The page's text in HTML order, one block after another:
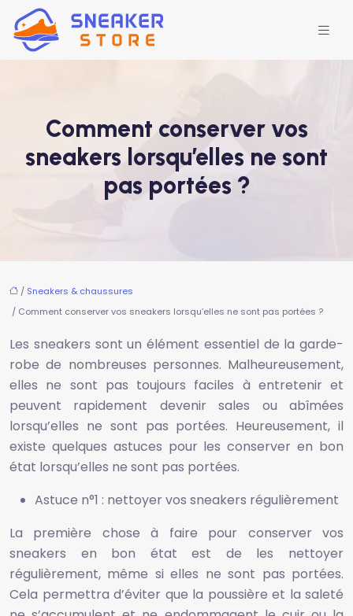
Comment conserver vos
sneakers lorsqu’elles ne sont
pas portées ?
/ Sneakers & chaussures
/ Comment conserver vos sneakers lorsqu’elles ne sont pas portées ?
Les sneakers sont un élément essentiel de la garde-
robe de nombreuses personnes. Malheureusement,
elles ne sont pas toujours faciles à entretenir et
peuvent rapidement devenir sales ou abîmées
lorsqu’elles ne sont pas portées. Heureusement, il
existe quelques astuces pour les conserver en bon
état lorsqu’elles ne sont pas portées.
Astuce n°1 : nettoyer vos sneakers régulièrement
La première chose à faire pour conserver vos
sneakers en bon état est de les nettoyer
régulièrement, même si elles ne sont pas portées.
Cela permettra d’éviter que la poussière et la saleté